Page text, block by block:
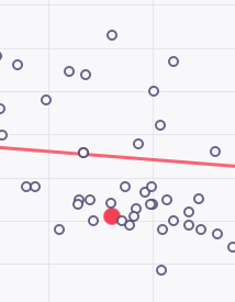
finansowania oraz
letnim doświadczeniem
Europie
marek, segmentów i
pochodzenia pojazdu
– kredyt lub leasing dla firm